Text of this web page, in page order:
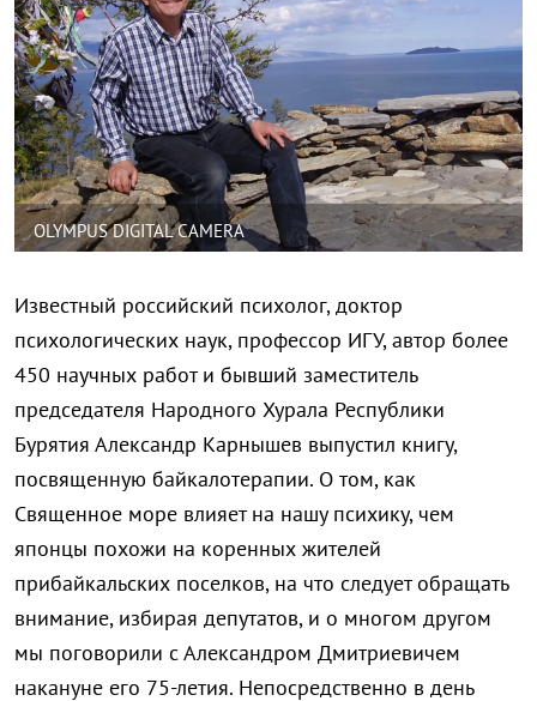
OLYMPUS DIGITAL CAMERA
Известный российский психолог, доктор
психологических наук, профессор ИГУ, автор более
450 научных работ и бывший заместитель
председателя Народного Хурала Республики
Бурятия Александр Карнышев выпустил книгу,
посвященную байкалотерапии. О том, как
Священное море влияет на нашу психику, чем
японцы похожи на коренных жителей
прибайкальских поселков, на что следует обращать
внимание, избирая депутатов, и о многом другом
мы поговорили с Александром Дмитриевичем
накануне его 75-летия. Непосредственно в день